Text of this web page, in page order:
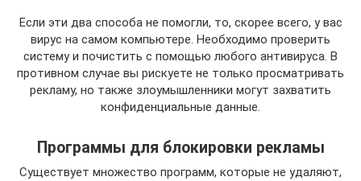
Если эти два способа не помогли, то, скорее всего, у вас
вирус на самом компьютере. Необходимо проверить
систему и почистить с помощью любого антивируса. В
противном случае вы рискуете не только просматривать
рекламу, но также злоумышленники могут захватить
конфиденциальные данные.
Программы для блокировки рекламы
Существует множество программ, которые не удаляют,